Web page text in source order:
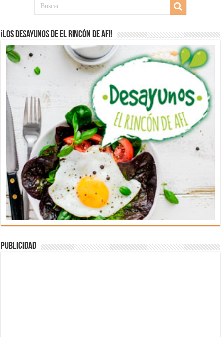
¡Los desayunos de El Rincón de Afi!
Publicidad